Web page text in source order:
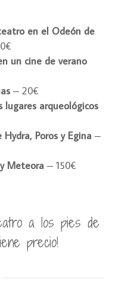
en el Odeón de
un cine de verano
– 20€
arqueológicos
Poros y Egina –
Meteora – 150€
a los pies de
precio!